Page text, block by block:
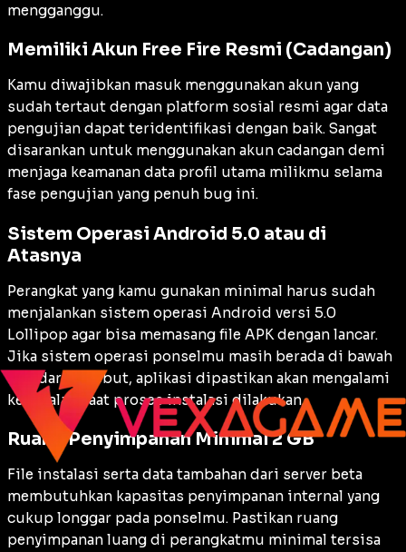
mengganggu.
Memiliki Akun Free Fire Resmi (Cadangan)
Kamu diwajibkan masuk menggunakan akun yang
sudah tertaut dengan platform sosial resmi agar data
pengujian dapat teridentifikasi dengan baik. Sangat
disarankan untuk menggunakan akun cadangan demi
menjaga keamanan data profil utama milikmu selama
fase pengujian yang penuh bug ini.
Sistem Operasi Android 5.0 atau di
Atasnya
Perangkat yang kamu gunakan minimal harus sudah
menjalankan sistem operasi Android versi 5.0
Lollipop agar bisa memasang file APK dengan lancar.
Jika sistem operasi ponselmu masih berada di bawah
standar tersebut, aplikasi dipastikan akan mengalami
kegagalan saat proses instalasi dilakukan.
Ruang Penyimpanan Minimal 2 GB
File instalasi serta data tambahan dari server beta
membutuhkan kapasitas penyimpanan internal yang
cukup longgar pada ponselmu. Pastikan ruang
penyimpanan luang di perangkatmu minimal tersisa